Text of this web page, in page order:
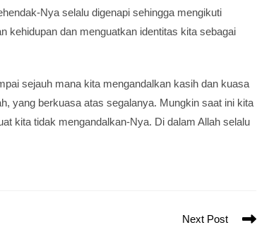
Nya selalu digenapi sehingga mengikuti
kehidupan dan menguatkan identitas kita sebagai
sejauh mana kita mengandalkan kasih dan kuasa
yang berkuasa atas segalanya. Mungkin saat ini kita
kita tidak mengandalkan-Nya. Di dalam Allah selalu
Next Post